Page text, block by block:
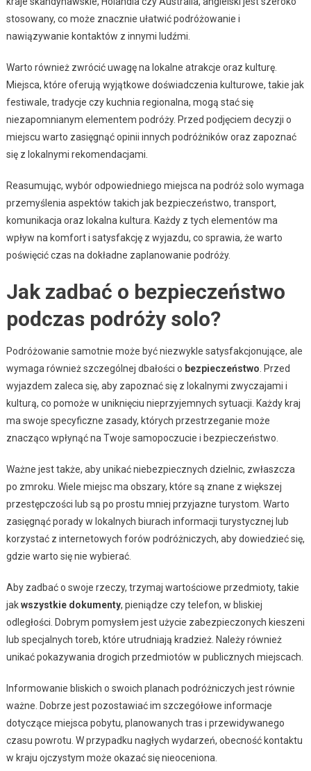
stosowany, co może znacznie ułatwić podróżowanie i
nawiązywanie kontaktów z innymi ludźmi.
Warto również zwrócić uwagę na lokalne atrakcje oraz kulturę.
Miejsca, które oferują wyjątkowe doświadczenia kulturowe, takie jak
festiwale, tradycje czy kuchnia regionalna, mogą stać się
niezapomnianym elementem podróży. Przed podjęciem decyzji o
miejscu warto zasięgnąć opinii innych podróżników oraz zapoznać
się z lokalnymi rekomendacjami.
Reasumując, wybór odpowiedniego miejsca na podróż solo wymaga
przemyślenia aspektów takich jak bezpieczeństwo, transport,
komunikacja oraz lokalna kultura. Każdy z tych elementów ma
wpływ na komfort i satysfakcję z wyjazdu, co sprawia, że warto
poświęcić czas na dokładne zaplanowanie podróży.
Jak zadbać o bezpieczeństwo
podczas podróży solo?
Podróżowanie samotnie może być niezwykle satysfakcjonujące, ale
wymaga również szczególnej dbałości o bezpieczeństwo . Przed
wyjazdem zaleca się, aby zapoznać się z lokalnymi zwyczajami i
kulturą, co pomoże w uniknięciu nieprzyjemnych sytuacji. Każdy kraj
ma swoje specyficzne zasady, których przestrzeganie może
znacząco wpłynąć na Twoje samopoczucie i bezpieczeństwo.
Ważne jest także, aby unikać niebezpiecznych dzielnic, zwłaszcza
po zmroku. Wiele miejsc ma obszary, które są znane z większej
przestępczości lub są po prostu mniej przyjazne turystom. Warto
zasięgnąć porady w lokalnych biurach informacji turystycznej lub
korzystać z internetowych forów podróżniczych, aby dowiedzieć się,
gdzie warto się nie wybierać.
Aby zadbać o swoje rzeczy, trzymaj wartościowe przedmioty, takie
jakwszystkie dokumenty, pieniądze czy telefon, w bliskiej
odległości. Dobrym pomysłem jest użycie zabezpieczonych kieszeni
lub specjalnych toreb, które utrudniają kradzież. Należy również
unikać pokazywania drogich przedmiotów w publicznych miejscach.
Informowanie bliskich o swoich planach podróżniczych jest równie
ważne. Dobrze jest pozostawiać im szczegółowe informacje
dotyczące miejsca pobytu, planowanych tras i przewidywanego
czasu powrotu. W przypadku nagłych wydarzeń, obecność kontaktu
w kraju ojczystym może okazać się nieoceniona.